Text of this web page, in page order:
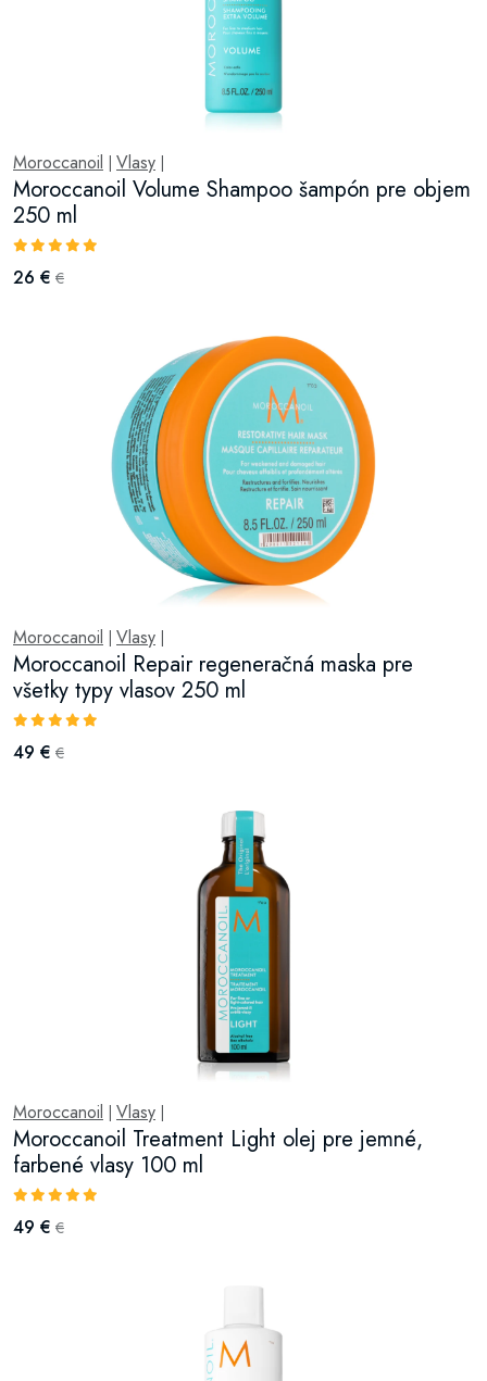
Moroccanoil Vlasy
Moroccanoil Volume Shampoo šampón pre objem
250 ml
26 € €
Moroccanoil Vlasy
Moroccanoil Repair regeneračná maska pre
všetky typy vlasov 250 ml
49 € €
Moroccanoil Vlasy
Moroccanoil Treatment Light olej pre jemné,
farbené vlasy 100 ml
49 € €